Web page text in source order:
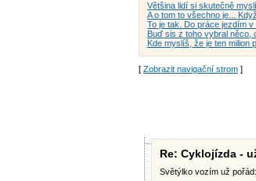
Většina lidí si skutečně
A o tom to všechno je...
To je tak. Do práce jezdím
Buď sis z toho vybral něco,
Kde myslíš, že je ten milion
[ Zobrazit navigační strom ]
Re: Cyklojízda -
Světýlko vozím už